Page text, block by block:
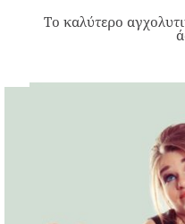
Το καλύτερο